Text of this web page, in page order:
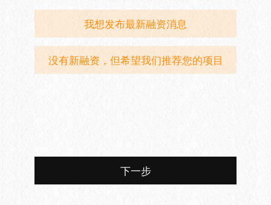
我想发布最新融资消息
没有新融资，但希望我们推荐您的项目
下一步